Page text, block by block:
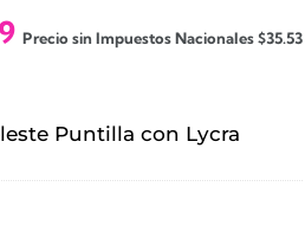
El
es:
$42.999.
Precio sin Impuestos Nacionales$35.53
Puntilla con Lycra